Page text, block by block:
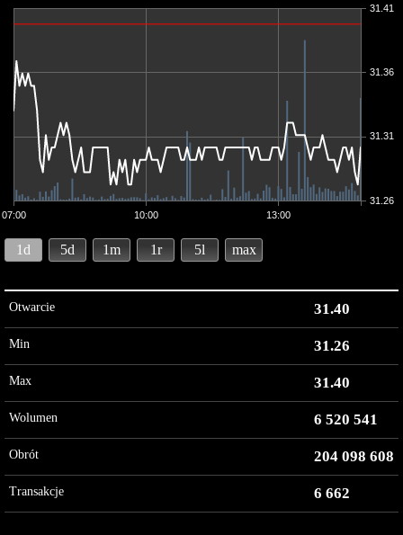
07:00 10:00 13:00
31.26
31.31
31.36
31.41
1d 5d 1m 1r 5l max
Otwarcie 31.40
Min 31.26
Max 31.40
Wolumen 6 520 541
Obrót 204 098 608
Transakcje 6 662